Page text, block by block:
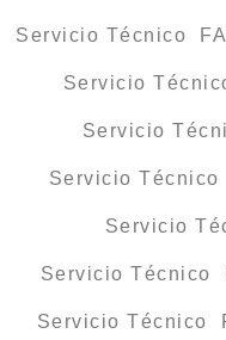
Servicio Técnico
Servicio
Servicio
Servicio
Servicio
Servicio Técnico
Servicio Técnico